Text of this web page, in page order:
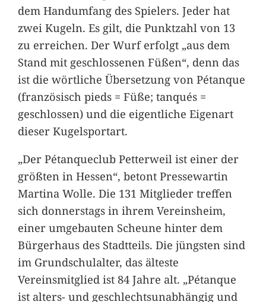
dem Handumfang des Spielers. Jeder hat
zwei Kugeln. Es gilt, die Punktzahl von 13
zu erreichen. Der Wurf erfolgt „aus dem
Stand mit geschlossenen Füßen“, denn das
ist die wörtliche Übersetzung von Pétanque
(französisch pieds = Füße; tanqués =
geschlossen) und die eigentliche Eigenart
dieser Kugelsportart.
„Der Pétanqueclub Petterweil ist einer der
größten in Hessen“, betont Pressewartin
Martina Wolle. Die 131 Mitglieder treffen
sich donnerstags in ihrem Vereinsheim,
einer umgebauten Scheune hinter dem
Bürgerhaus des Stadtteils. Die jüngsten sind
im Grundschulalter, das älteste
Vereinsmitglied ist 84 Jahre alt. „Pétanque
ist alters- und geschlechtsunabhängig und